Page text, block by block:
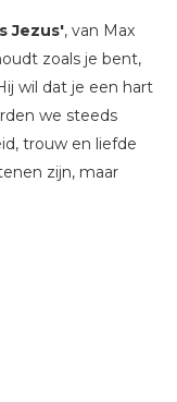
Jezus', van Max
zoals je bent,
wil dat je een hart
we steeds
trouw en liefde
zijn, maar